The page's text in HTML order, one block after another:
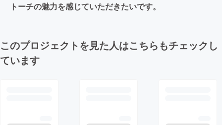
トーチの魅力を感じていただきたいです。
このプロジェクトを見た人はこちらもチェックし
ています